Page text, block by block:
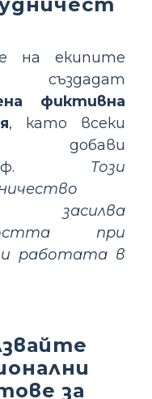
на екипите
фиктивна
, като всеки
добави
Този
засилва
при
и работата в
за